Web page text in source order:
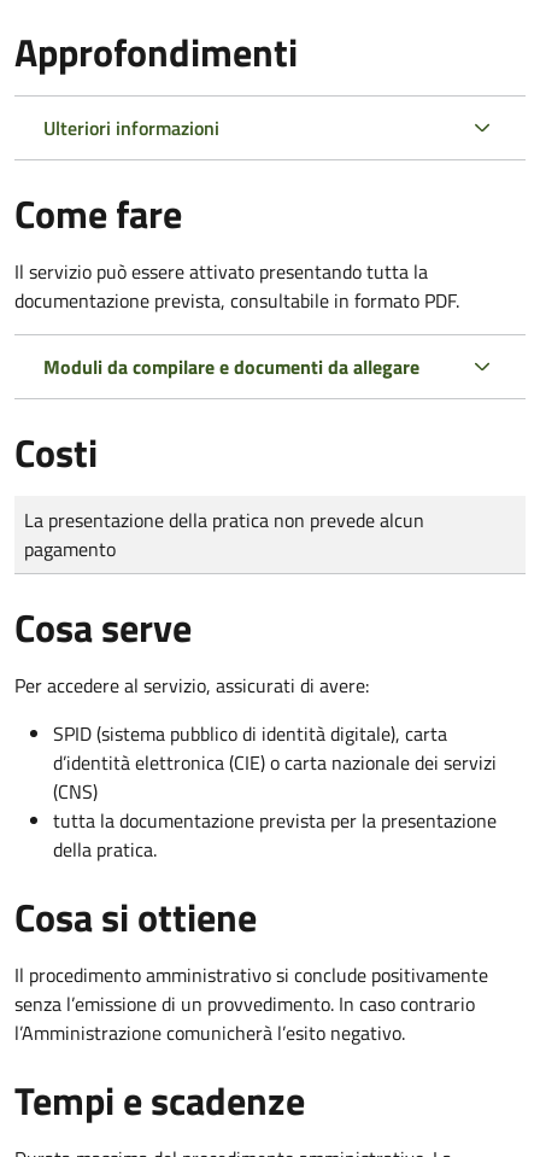
Approfondimenti
Ulteriori informazioni
Come fare
Il servizio può essere attivato presentando tutta la
documentazione prevista, consultabile in formato PDF.
Moduli da compilare e documenti da allegare
Costi
Tipo di pagamento
Importo
La presentazione della pratica non prevede alcun
pagamento
Cosa serve
Per accedere al servizio, assicurati di avere:
SPID (sistema pubblico di identità digitale), carta
d’identità elettronica (CIE) o carta nazionale dei servizi
(CNS)
tutta la documentazione prevista per la presentazione
della pratica.
Cosa si ottiene
Il procedimento amministrativo si conclude positivamente
senza l’emissione di un provvedimento. In caso contrario
l’Amministrazione comunicherà l’esito negativo.
Tempi e scadenze